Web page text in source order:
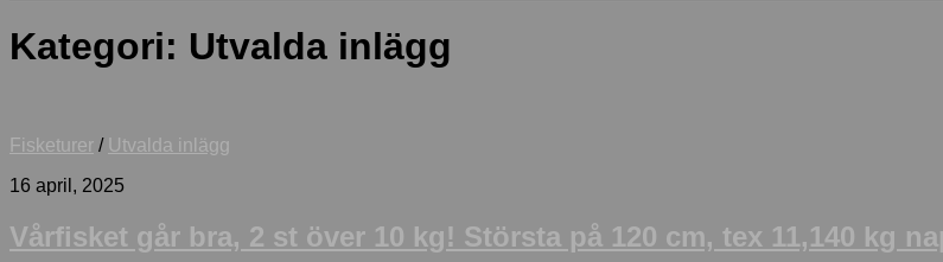
Kategori: Utvalda inlägg
Fisketurer / Utvalda inlägg
16 april, 2025
Vårfisket går bra, 2 st över 10 kg! Största på 120 cm, tex 11,140 kg